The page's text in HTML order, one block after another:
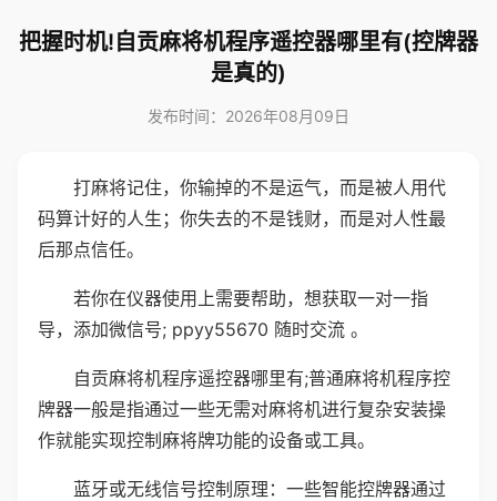
把握时机!自贡麻将机程序遥控器哪里有(控牌器
是真的)
发布时间：2026年08月09日
打麻将记住，你输掉的不是运气，而是被人用代
码算计好的人生；你失去的不是钱财，而是对人性最
后那点信任。
若你在仪器使用上需要帮助，想获取一对一指
导，添加微信号; ppyy55670 随时交流 。
自贡麻将机程序遥控器哪里有;普通麻将机程序控
牌器一般是指通过一些无需对麻将机进行复杂安装操
作就能实现控制麻将牌功能的设备或工具。
蓝牙或无线信号控制原理：一些智能控牌器通过